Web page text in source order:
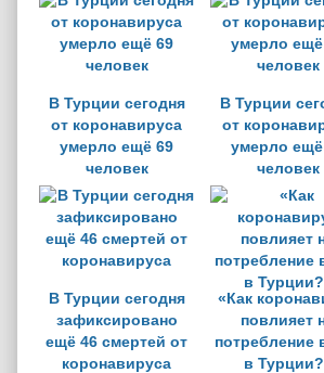
В Турции сегодня
от коронавируса
умерло ещё 69
человек
В Турции
от
умерло ещё
человек
В Турции сегодня
зафиксировано
ещё 46 смертей от
коронавируса
«Как
повлияет
потребление
в